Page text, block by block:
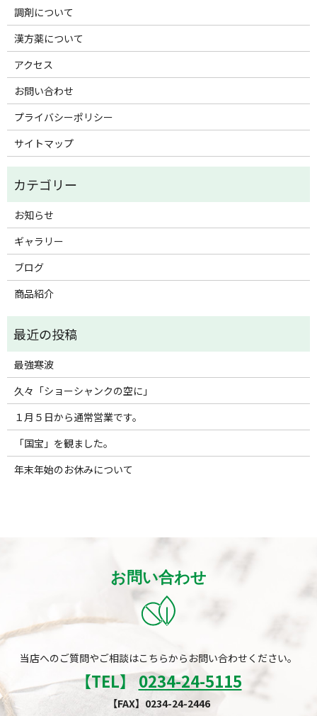
調剤について
漢方薬について
アクセス
お問い合わせ
プライバシーポリシー
サイトマップ
お知らせ
ギャラリー
ブログ
商品紹介
最強寒波
久々「ショーシャンクの空に」
１月５日から通常営業です。
「国宝」を観ました。
年末年始のお休みについて
お問い合わせ
当店へのご質問やご相談はこちらからお問い合わせください。
【TEL】 0234-24-5115
【FAX】0234-24-2446